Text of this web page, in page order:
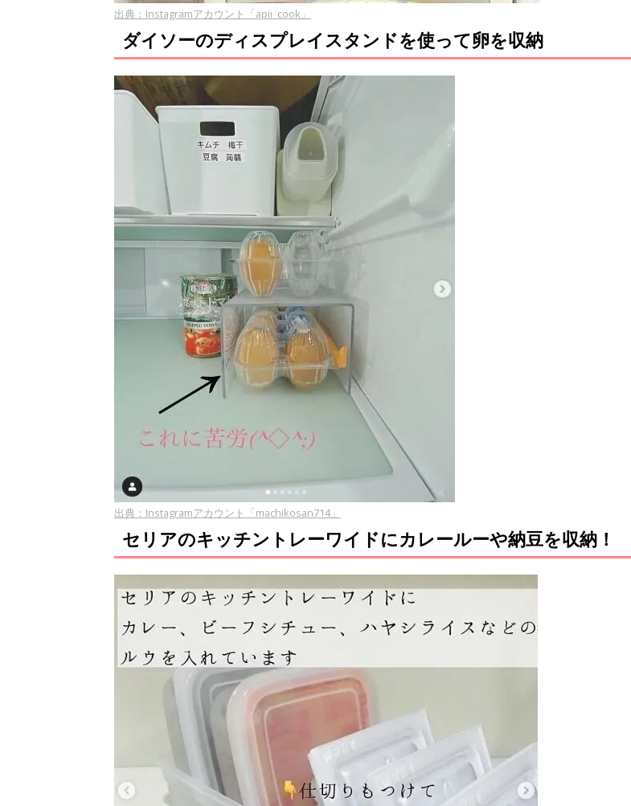
出典：Instagramアカウント「apii_cook」
ダイソーのディスプレイスタンドを使って卵を収納
出典：Instagramアカウント「machikosan714」
セリアのキッチントレーワイドにカレールーや納豆を収納！